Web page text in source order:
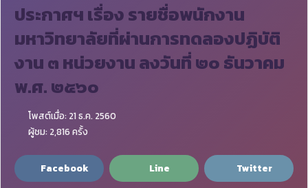
ประกาศฯ เรื่อง รายชื่อพนักงาน
มหาวิทยาลัยที่ผ่านการทดลองปฏิบัติ
งาน ๓ หน่วยงาน ลงวันที่ ๒๐ ธันวาคม
พ.ศ. ๒๕๖๐
โพสต์เมื่อ: 21 ธ.ค. 2560
ผู้ชม: 2,816 ครั้ง
Facebook Line Twitter